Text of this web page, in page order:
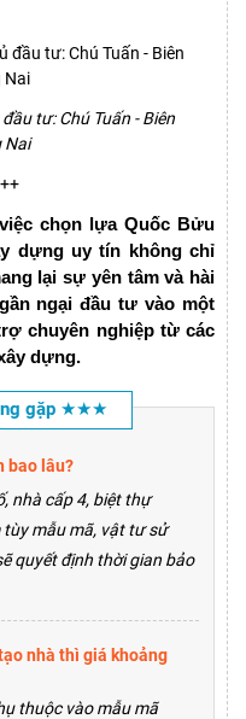
tư: Chú Tuấn - Biên
Nai
chọn lựa Quốc Bửu
dựng uy tín không chỉ
lại sự yên tâm và hài
ngại đầu tư vào một
chuyên nghiệp từ các
dựng.
gặp ★★★
bao lâu?
nhà cấp 4, biệt thự
mẫu mã, vật tư sử
quyết định thời gian bảo
nhà thì giá khoảng
thuộc vào mẫu mã